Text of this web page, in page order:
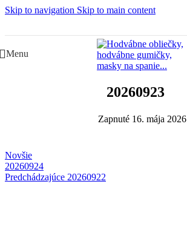
Skip to navigation Skip to main content
Menu
20260923
Zapnuté 16. mája 2026
Novšie
20260924
Predchádzajúce 20260922